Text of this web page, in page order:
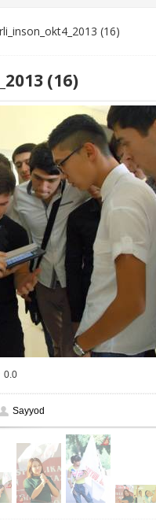
(16)
(16)
0.0
Sayyod